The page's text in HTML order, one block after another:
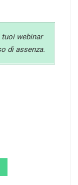
webinar
di assenza.